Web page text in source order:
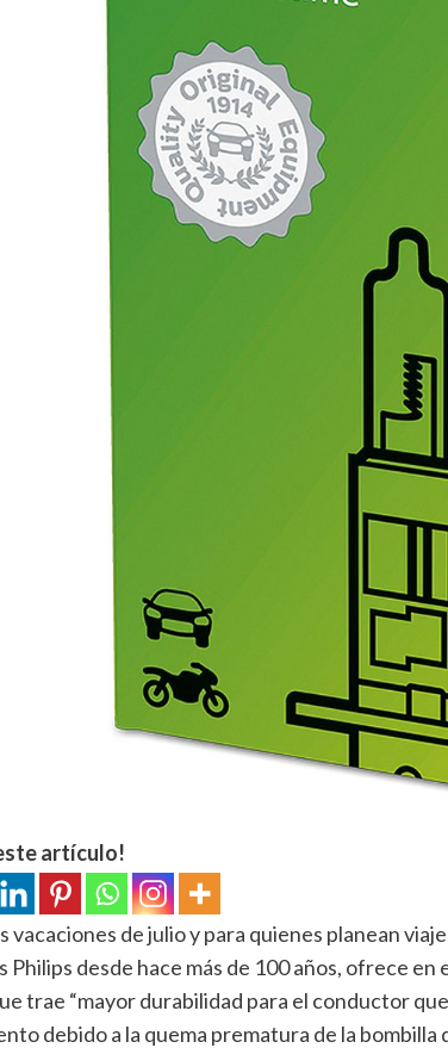
artículo!
vacaciones de julio y para quienes planean
Philips desde hace más de 100 años, ofrece
trae “mayor durabilidad para el conductor
debido a la quema prematura de la bombilla